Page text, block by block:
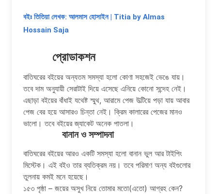
বইঃ তিতিয়া লেখক: আলমাস হোসাইন | Titia by Almas
Hossain Saja
প্রোডাকশন
বাতিঘরের বইয়ের অন্যতম সমস্যা হলো কোণা সহজেই ভেঙে যায়।
তবে দাম অনুযায়ী সেরাটাই দিয়ে এসেছে এনিয়ে কোনো সন্দেহ নেই।
এছাড়া বইয়ের বাঁধাই যথেষ্ট স্মুথ, আরামে পেজ উল্টিয়ে পড়া যায় আবার
পেজ বের হয়ে আসারও চিন্তা নেই। ক্রিম কালারের পেজের মানও
ভালো। তবে বইয়ের জ্যাকেট অনেক পাতলা।
বানান ও সম্পাদনা
বাতিঘরের বইয়ের আরও একটি সমস্যা হলো বানান ভুল আর টাইপিং
মিস্টেক। এই বইও তার ব্যতিক্রম নয়। তবে পরিমাণ অন্য বইগুলোর
তুলনায় কমই মনে হয়েছে।
১৫৩ পৃষ্ঠা – জয়ের অসুখ নিয়ে তোমার মতো(এতো) আগ্রহ কেন?